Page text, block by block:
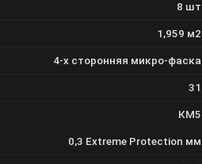
8 шт
1,959 м2
4-х сторонняя микро-фаска
31
КМ5
0,3 Extreme Protection мм